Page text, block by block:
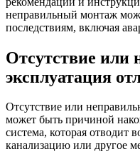
неправильный монтаж
последствиям, включая
Отсутствие или
эксплуатация
Отсутствие или
может быть причиной
система, которая отводит
канализацию или другое